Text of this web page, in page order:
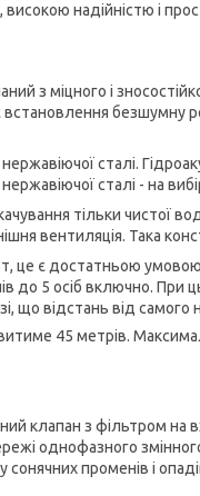
надійністю і
з міцного і
встановлення безшумну
сталі.
сталі - на
тільки чистої
вентиляція. Така
це є достатньою
до 5 осіб включно.
що відстань від
45 метрів.
клапан з фільтром на
однофазного
променів і